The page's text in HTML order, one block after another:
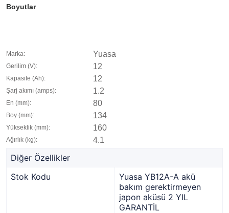
Boyutlar
Marka: Yuasa
Gerilim (V): 12
Kapasite (Ah): 12
Şarj akımı (amps): 1.2
En (mm): 80
Boy (mm): 134
Yükseklik (mm): 160
Ağırlık (kg): 4.1
Diğer Özellikler
Stok Kodu
Yuasa YB12A-A akü
bakım gerektirmeyen
japon aküsü 2 YIL
GARANTİL